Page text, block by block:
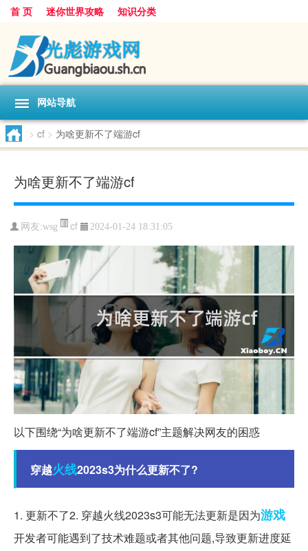
首 页 迷你世界攻略 知识分类
网站导航
> cf > 为啥更新不了端游cf
为啥更新不了端游cf
网友:wsg cf 2024-01-24 18:31:05
以下围绕“为啥更新不了端游cf”主题解决网友的困惑
穿越火线2023s3为什么更新不了?
1. 更新不了2. 穿越火线2023s3可能无法更新是因为游戏
开发者可能遇到了技术难题或者其他问题,导致更新进度延